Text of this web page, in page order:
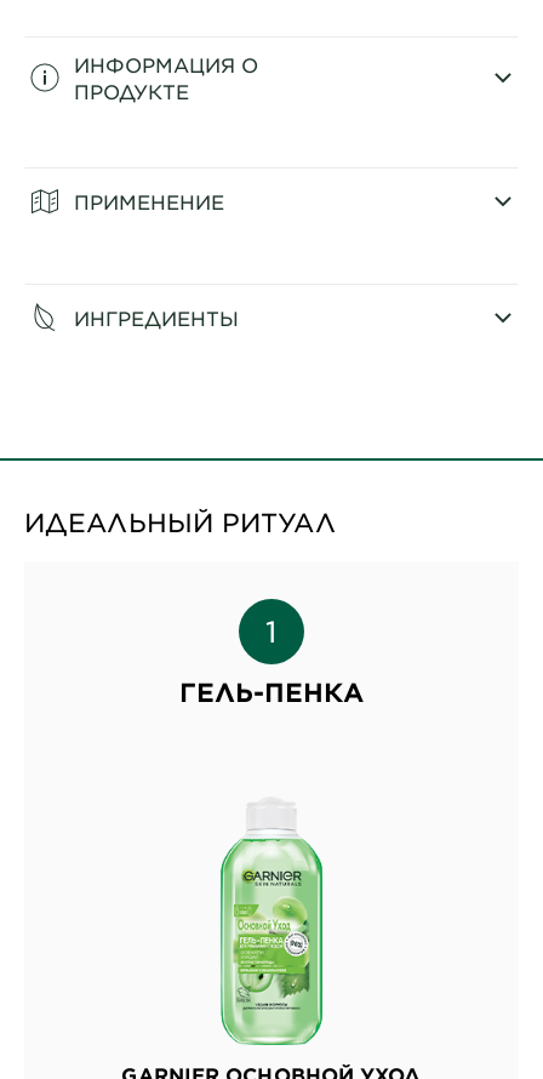
ИНФОРМАЦИЯ О
ПРОДУКТЕ
ПРИМЕНЕНИЕ
ИНГРЕДИЕНТЫ
ИДЕАЛЬНЫЙ РИТУАЛ
ГЕЛЬ-ПЕНКА
GARNIER ОСНОВНОЙ УХОД